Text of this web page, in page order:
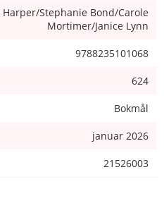
Harper/Stephanie Bond/Carole
Mortimer/Janice Lynn
9788235101068
624
Bokmål
januar 2026
21526003